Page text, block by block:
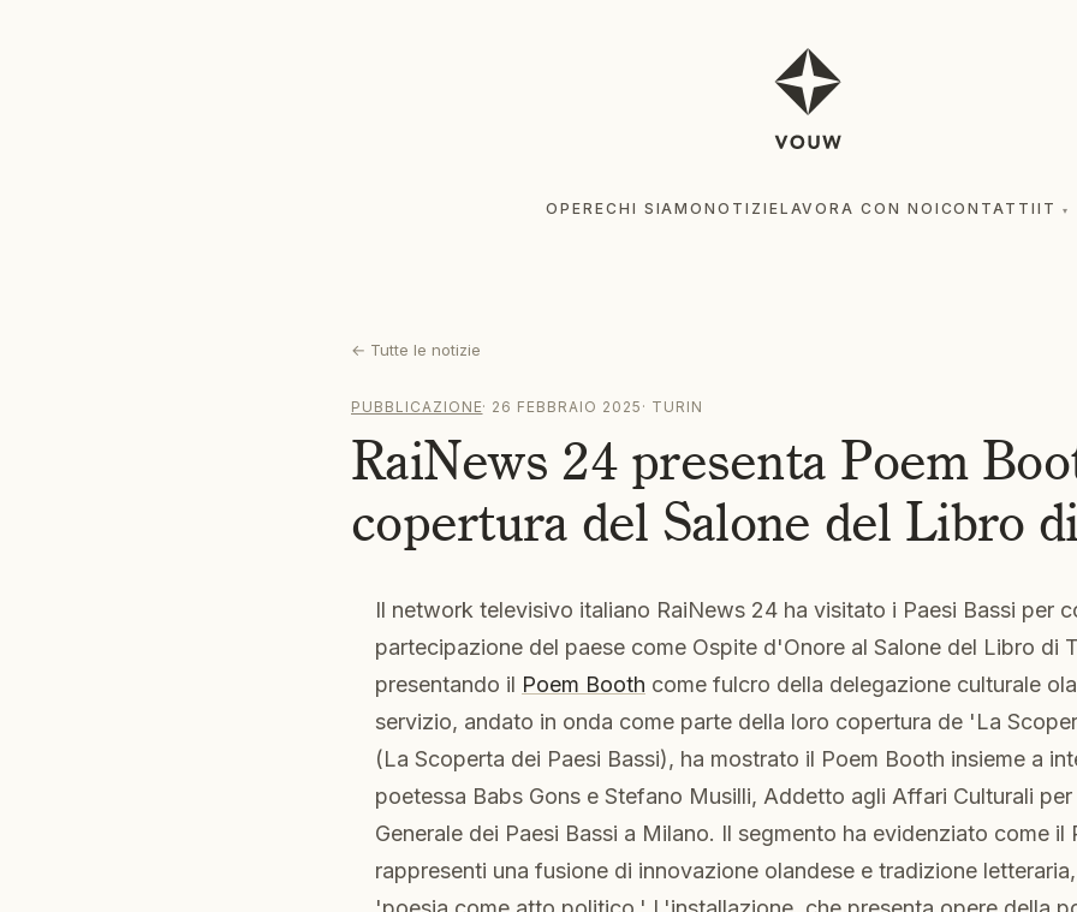
OPERECHI SIAMONOTIZIELAVORA CON NOI CONTATTI IT ▾
← Tutte le notizie
PUBBLICAZIONE· 26 FEBBRAIO 2025 · TURIN
RaiNews 24 presenta Poem
copertura del Salone del Libro
Il network televisivo italiano RaiNews 24 ha visitato i Paesi Bassi per
partecipazione del paese come Ospite d'Onore al Salone del Libro di
presentando il Poem Booth come fulcro della delegazione culturale
servizio, andato in onda come parte della loro copertura de 'La
(La Scoperta dei Paesi Bassi), ha mostrato il Poem Booth insieme a
poetessa Babs Gons e Stefano Musilli, Addetto agli Affari Culturali
Generale dei Paesi Bassi a Milano. Il segmento ha evidenziato come il
rappresenti una fusione di innovazione olandese e tradizione